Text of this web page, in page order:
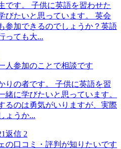
です。 子供に英語を習わせた
びたいと思っています。 英会
参加できるのでしょうか？英語
っても大...
人参加のことで相談です
りの者です。 子供に英語を習
に学びたいと思っています。
るのは勇気がいりますが、実際
ょうか...
返信 2
の口コミ・評判が知りたいです